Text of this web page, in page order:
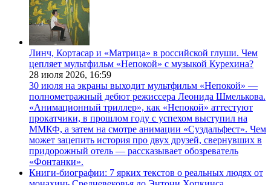
Линч, Кортасар и «Матрица» в российской глуши. Чем
цепляет мультфильм «Непокой» с музыкой Курехина?
28 июля 2026, 16:59
30 июля на экраны выходит мультфильм «Непокой» —
полнометражный дебют режиссера Леонида Шмелькова.
«Анимационный триллер», как «Непокой» аттестуют
прокатчики, в прошлом году с успехом выступил на
ММКФ, а затем на смотре анимации «Суздальфест». Чем
может зацепить история про двух друзей, свернувших в
придорожный отель — рассказывает обозреватель
«Фонтанки».
Книги-биографии: 7 ярких текстов о реальных людях от